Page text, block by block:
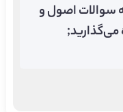
سوالات اصول و
می‌گذارید;